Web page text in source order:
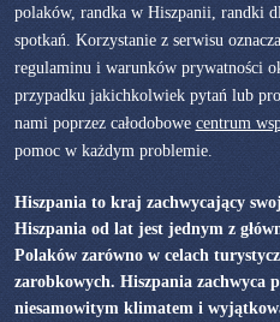
polaków, randka w Hiszpanii, randki
spotkań. Korzystanie z serwisu
regulaminu i warunków prywatności
przypadku jakichkolwiek pytań lub
nami poprzez całodobowe centrum
pomoc w każdym problemie.
Hiszpania to kraj zachwycający
Hiszpania od lat jest jednym z
Polaków zarówno w celach
zarobkowych. Hiszpania zachwyca
niesamowitym klimatem i